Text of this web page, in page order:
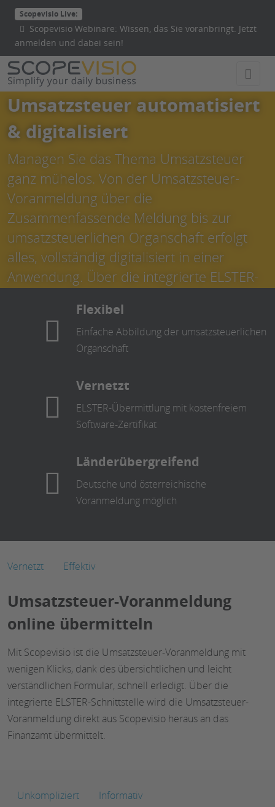
Direkt
zum
Inhalt
wechseln
Scopevisio Live:
Scopevisio Webinare: Wissen, das Sie voranbringt. Jetzt
anmelden und dabei sein!
Umsatzsteuer automatisiert
& digitalisiert
Managen Sie das Thema Umsatzsteuer
ganz mühelos. Von der Umsatzsteuer-
Voranmeldung über die
Zusammenfassende Meldung bis zur
umsatzsteuerlichen Organschaft erfolgt
alles, vollständig digitalisiert in einer
Anwendung. Über die integrierte ELSTER-
Meldungen per Klick an das Finanzamt.
Jetzt kostenlos testen
Flexibel
Einfache Abbildung der umsatzsteuerlichen
Organschaft
Vernetzt
ELSTER-Übermittlung mit kostenfreiem
Software-Zertifikat
Länderübergreifend
Deutsche und österreichische
Voranmeldung möglich
Vernetzt Effektiv
Umsatzsteuer-Voranmeldung
online übermitteln
Mit Scopevisio ist die Umsatzsteuer-Voranmeldung mit
wenigen Klicks, dank des übersichtlichen und leicht
verständlichen Formular, schnell erledigt. Über die
integrierte ELSTER-Schnittstelle wird die Umsatzsteuer-
Voranmeldung direkt aus Scopevisio heraus an das
Finanzamt übermittelt.
Unkompliziert Informativ